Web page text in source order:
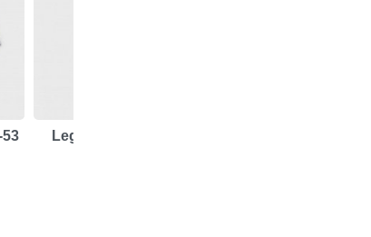
Leggin Mayoral 722-60